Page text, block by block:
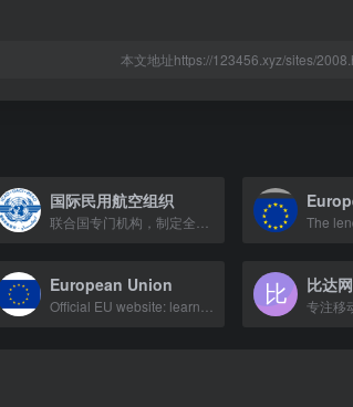
本文地址https://123456.xyz/sites/
国际民用航空组织
European Union 比达网